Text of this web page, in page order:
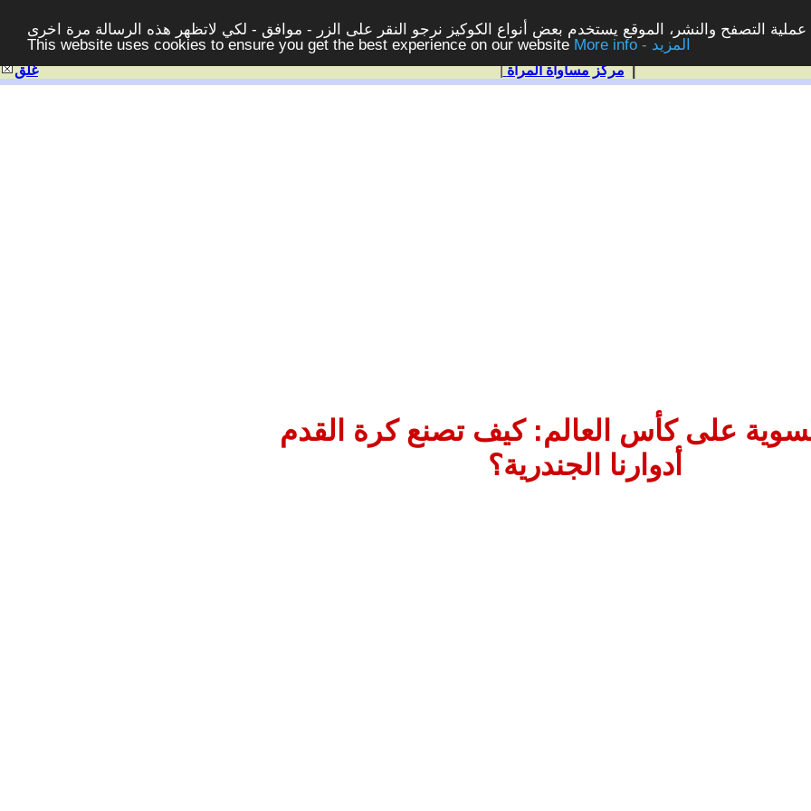
التصفح والنشر، الموقع يستخدم بعض أنواع الكوكيز نرجو النقر على الزر - موافق - لكي لاتظهر هذه الرسالة مرة اخرى -
This website uses cookies to ensure you get the best experience on our website
More info - المزيد
غلق | مركز مساواة المرأة|
على كأس العالم: كيف تصنع كرة القدم
أدوارنا الجندرية؟